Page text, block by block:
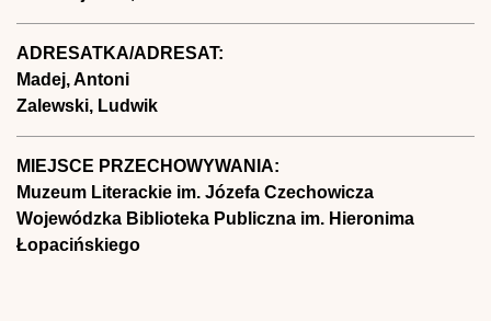
ADRESATKA/ADRESAT:
Madej, Antoni
Zalewski, Ludwik
MIEJSCE PRZECHOWYWANIA:
Muzeum Literackie im. Józefa Czechowicza
Wojewódzka Biblioteka Publiczna im. Hieronima
Łopacińskiego